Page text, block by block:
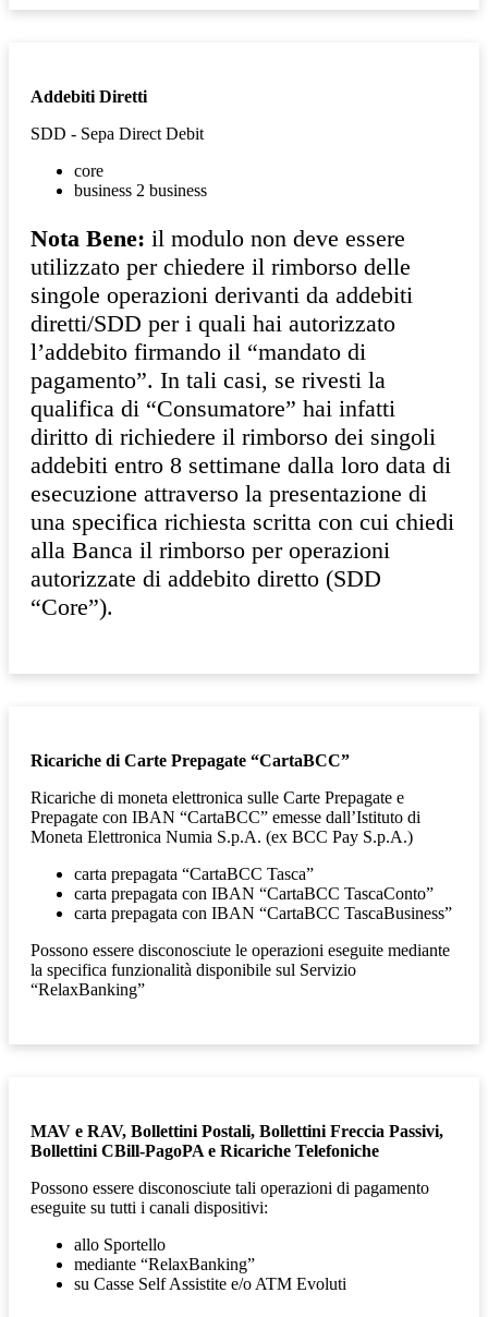
Addebiti Diretti
SDD - Sepa Direct Debit
core
business 2 business
Nota Bene: il modulo non deve essere
utilizzato per chiedere il rimborso delle
singole operazioni derivanti da addebiti
diretti/SDD per i quali hai autorizzato
l’addebito firmando il “mandato di
pagamento”. In tali casi, se rivesti la
qualifica di “Consumatore” hai infatti
diritto di richiedere il rimborso dei singoli
addebiti entro 8 settimane dalla loro data di
esecuzione attraverso la presentazione di
una specifica richiesta scritta con cui chiedi
alla Banca il rimborso per operazioni
autorizzate di addebito diretto (SDD
“Core”).
Ricariche di Carte Prepagate “CartaBCC”
Ricariche di moneta elettronica sulle Carte Prepagate e
Prepagate con IBAN “CartaBCC” emesse dall’Istituto di
Moneta Elettronica Numia S.p.A. (ex BCC Pay S.p.A.)
carta prepagata “CartaBCC Tasca”
carta prepagata con IBAN “CartaBCC TascaConto”
carta prepagata con IBAN “CartaBCC TascaBusiness”
Possono essere disconosciute le operazioni eseguite mediante
la specifica funzionalità disponibile sul Servizio
“RelaxBanking”
MAV e RAV, Bollettini Postali, Bollettini Freccia Passivi,
Bollettini CBill-PagoPA e Ricariche Telefoniche
Possono essere disconosciute tali operazioni di pagamento
eseguite su tutti i canali dispositivi:
allo Sportello
mediante “RelaxBanking”
su Casse Self Assistite e/o ATM Evoluti